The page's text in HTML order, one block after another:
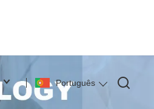
Português